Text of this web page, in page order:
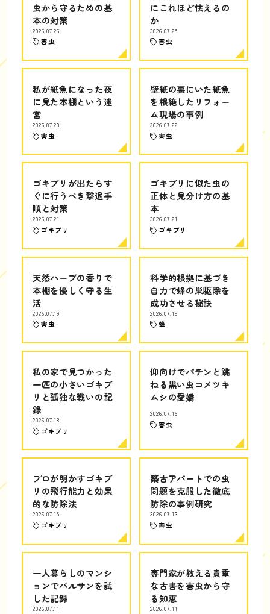
虫から守るための基
本の対策
2026.07.26
害虫
にこれほど怯えるの
か
2026.07.25
害虫
私が紙魚になった夜
に見た本棚という迷
宮
2026.07.23
害虫
壁紙の裏にいた紙魚
を根絶したリフォー
ム現場の事例
2026.07.22
害虫
ゴキブリが出たらす
ぐに行うべき撃退手
順と対策
2026.07.21
ゴキブリ
ゴキブリに似た虫の
正体と見分け方の基
本
2026.07.21
ゴキブリ
天然ハーブの香りで
本棚を優しく守る生
活
2026.07.19
害虫
科学的根拠に基づき
自力で蜂の巣駆除を
成功させる秘訣
2026.07.19
蜂
私の家で見つかった
一匹の小さいゴキブ
リと孤独な戦いの記
録
2026.07.18
ゴキブリ
仰向けでパチンと跳
ねる黒い虫コメツキ
ムシの愛嬌
2026.07.16
害虫
プロが明かすゴキブ
リの飛行能力と効果
的な防除法
2026.07.15
ゴキブリ
築古アパートでの虫
問題を克服した徹底
防除の事例研究
2026.07.13
害虫
一人暮らしのマンシ
ョンでバルサンを試
した記録
2026.07.11
専門家が教える貴重
な古書を害虫から守
る知恵
2026.07.11